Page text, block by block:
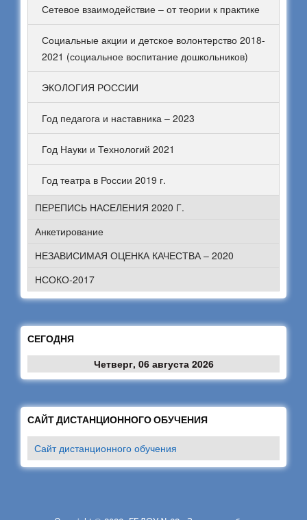
Сетевое взаимодействие – от теории к практике
Социальные акции и детское волонтерство 2018-
2021 (социальное воспитание дошкольников)
ЭКОЛОГИЯ РОССИИ
Год педагога и наставника – 2023
Год Науки и Технологий 2021
Год театра в России 2019 г.
ПЕРЕПИСЬ НАСЕЛЕНИЯ 2020 Г.
Анкетирование
НЕЗАВИСИМАЯ ОЦЕНКА КАЧЕСТВА – 2020
НСОКО-2017
СЕГОДНЯ
Четверг, 06 августа 2026
САЙТ ДИСТАНЦИОННОГО ОБУЧЕНИЯ
Сайт дистанционного обучения